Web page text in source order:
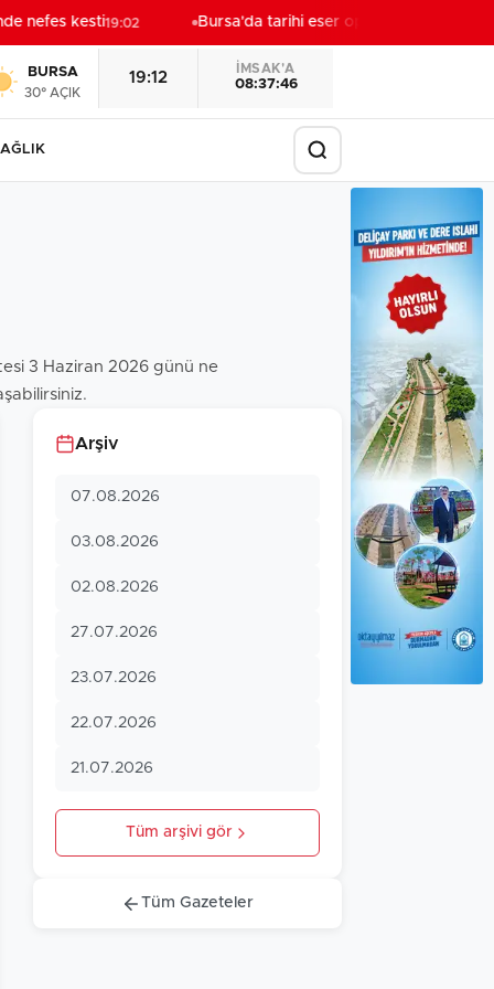
nefes kesti19:02 Bursa'da tarihi eser operasyonu! 273
BURSA
30° AÇIK
19:12
İMSAK'A
08:37:45
3 Haziran 2026 günü ne
Arşiv
07.08.2026
03.08.2026
02.08.2026
27.07.2026
23.07.2026
22.07.2026
21.07.2026
Tüm arşivi gör
Tüm Gazeteler